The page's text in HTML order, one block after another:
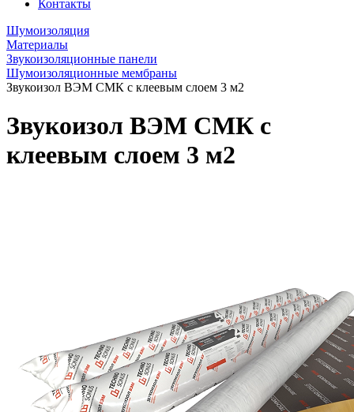
Контакты
Шумоизоляция
Материалы
Звукоизоляционные панели
Шумоизоляционные мембраны
Звукоизол ВЭМ СМК с клеевым слоем 3 м2
Звукоизол ВЭМ СМК с
клеевым слоем 3 м2